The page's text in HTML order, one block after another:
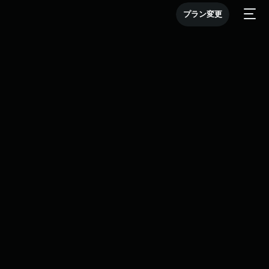
プラン変更